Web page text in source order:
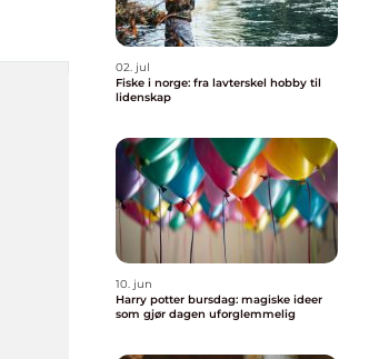
02. jul
Fiske i norge: fra lavterskel hobby til
lidenskap
10. jun
Harry potter bursdag: magiske ideer
som gjør dagen uforglemmelig